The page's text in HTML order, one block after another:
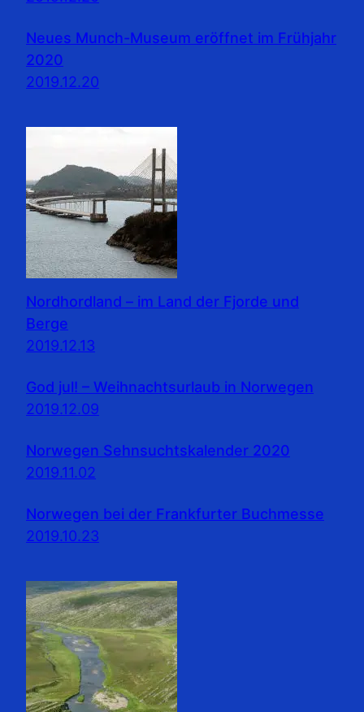
Neues Munch-Museum eröffnet im Frühjahr
2020
2019.12.20
Nordhordland – im Land der Fjorde und
Berge
2019.12.13
God jul! – Weihnachtsurlaub in Norwegen
2019.12.09
Norwegen Sehnsuchtskalender 2020
2019.11.02
Norwegen bei der Frankfurter Buchmesse
2019.10.23